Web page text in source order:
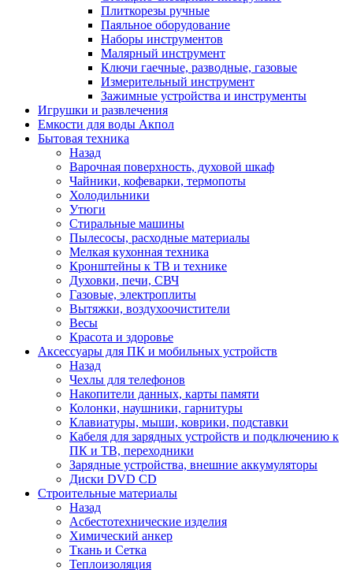
Плиткорезы ручные
Паяльное оборудование
Наборы инструментов
Малярный инструмент
Ключи гаечные, разводные, газовые
Измерительный инструмент
Зажимные устройства и инструменты
Игрушки и развлечения
Емкости для воды Акпол
Бытовая техника
Назад
Варочная поверхность, духовой шкаф
Чайники, кофеварки, термопоты
Холодильники
Утюги
Стиральные машины
Пылесосы, расходные материалы
Мелкая кухонная техника
Кронштейны к ТВ и технике
Духовки, печи, СВЧ
Газовые, электроплиты
Вытяжки, воздухоочистители
Весы
Красота и здоровье
Аксессуары для ПК и мобильных устройств
Назад
Чехлы для телефонов
Накопители данных, карты памяти
Колонки, наушники, гарнитуры
Клавиатуры, мыши, коврики, подставки
Кабеля для зарядных устройств и подключению к
ПК и ТВ, переходники
Зарядные устройства, внешние аккумуляторы
Диски DVD CD
Строительные материалы
Назад
Асбестотехнические изделия
Химический анкер
Ткань и Сетка
Теплоизоляция